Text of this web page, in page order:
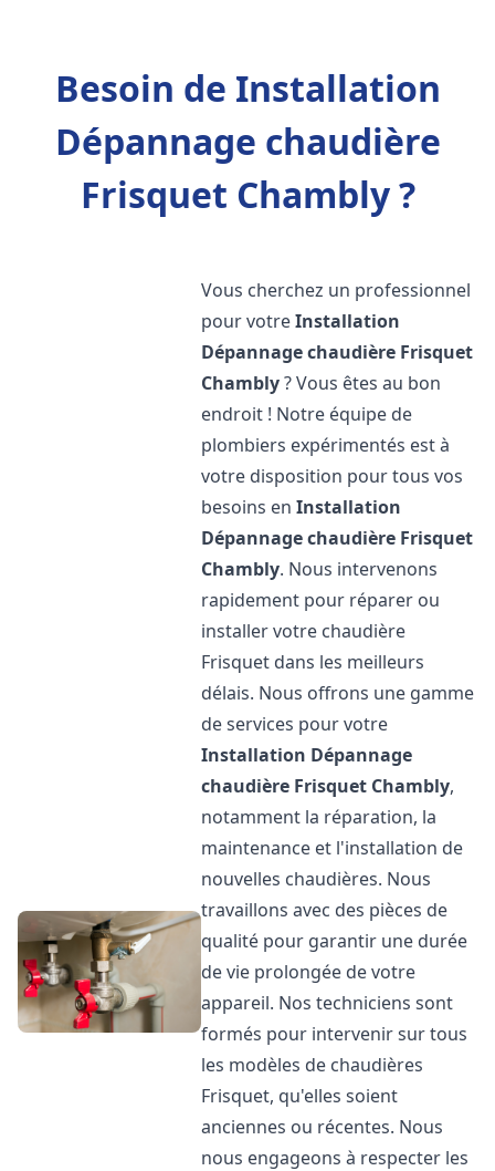
Besoin de Installation
Dépannage chaudière
Frisquet Chambly ?
Vous cherchez un professionnel
pour votreInstallation
Dépannage chaudière Frisquet
Chambly? Vous êtes au bon
endroit ! Notre équipe de
plombiers expérimentés est à
votre disposition pour tous vos
besoins enInstallation
Dépannage chaudière Frisquet
Chambly. Nous intervenons
rapidement pour réparer ou
installer votre chaudière
Frisquet dans les meilleurs
délais. Nous offrons une gamme
de services pour votre
Installation Dépannage
chaudière Frisquet Chambly,
notamment la réparation, la
maintenance et l'installation de
nouvelles chaudières. Nous
travaillons avec des pièces de
qualité pour garantir une durée
de vie prolongée de votre
appareil. Nos techniciens sont
formés pour intervenir sur tous
les modèles de chaudières
Frisquet, qu'elles soient
anciennes ou récentes. Nous
nous engageons à respecter les